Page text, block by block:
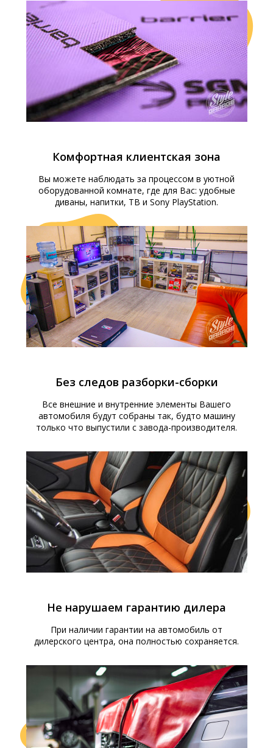
Комфортная клиентская зона
Вы можете наблюдать за процессом в уютной
оборудованной комнате, где для Вас: удобные
диваны, напитки, ТВ и Sony PlayStation.
Без следов разборки-сборки
Все внешние и внутренние элементы Вашего
автомобиля будут собраны так, будто машину
только что выпустили с завода-производителя.
Не нарушаем гарантию дилера
При наличии гарантии на автомобиль от
дилерского центра, она полностью сохраняется.